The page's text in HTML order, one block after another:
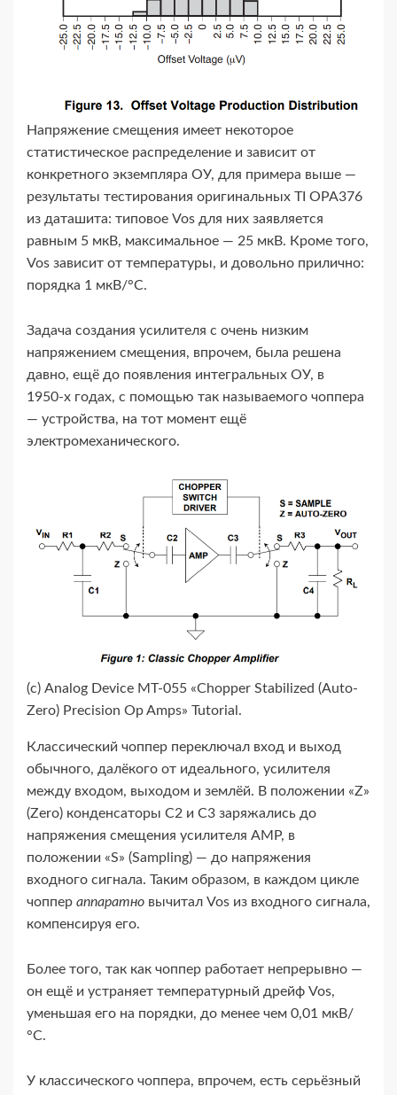
Напряжение смещения имеет некоторое
статистическое распределение и зависит от
конкретного экземпляра ОУ, для примера выше —
результаты тестирования оригинальных TI OPA376
из даташита: типовое Vos для них заявляется
равным 5 мкВ, максимальное — 25 мкВ. Кроме того,
Vos зависит от температуры, и довольно прилично:
порядка 1 мкВ/°C.
Задача создания усилителя с очень низким
напряжением смещения, впрочем, была решена
давно, ещё до появления интегральных ОУ, в
1950‑х годах, с помощью так называемого чоппера
— устройства, на тот момент ещё
электромеханического.
(с) Analog Device MT-​055 «Chopper Stabilized (Auto-​
Zero) Precision Op Amps» Tutorial.
Классический чоппер переключал вход и выход
обычного, далёкого от идеального, усилителя
между входом, выходом и землёй. В положении «Z»
(Zero) конденсаторы C2 и C3 заряжались до
напряжения смещения усилителя AMP, в
положении «S» (Sampling) — до напряжения
входного сигнала. Таким образом, в каждом цикле
чоппер аппаратно вычитал Vos из входного сигнала,
компенсируя его.
Более того, так как чоппер работает непрерывно —
он ещё и устраняет температурный дрейф Vos,
уменьшая его на порядки, до менее чем 0,01 мкВ/
°С.
У классического чоппера, впрочем, есть серьёзный